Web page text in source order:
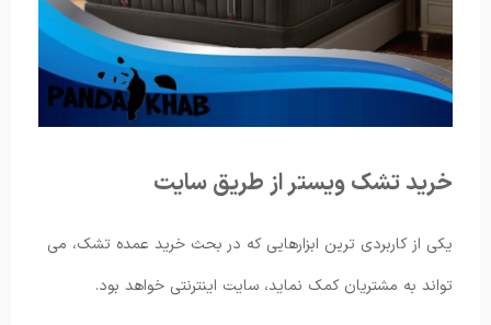
خرید تشک ویستر از طریق سایت
یکی از کاربردی ترین ابزارهایی که در بحث خرید عمده تشک، می
تواند به مشتریان کمک نماید، سایت اینترنتی خواهد بود.